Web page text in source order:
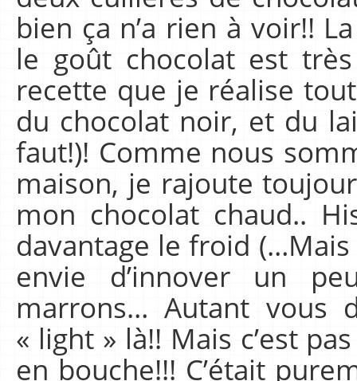
bien ça n’a rien à voir!!
le goût chocolat est
recette que je réalise
du chocolat noir, et du
faut!)! Comme nous
maison, je rajoute
mon chocolat chaud..
davantage le froid
envie d’innover un
marrons… Autant vous
« light » là!! Mais c’est
en bouche!!! C’était